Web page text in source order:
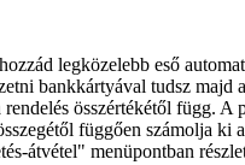
legközelebb eső
bankkártyával tudsz majd
összértékétől függ. A
függően számolja ki
átvétel" menüpontban